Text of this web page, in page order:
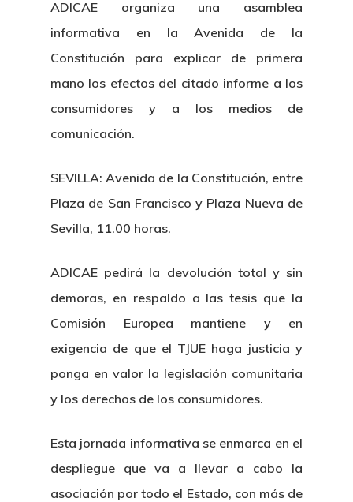
ADICAE organiza una asamblea
informativa en la Avenida de la
Constitución para explicar de primera
mano los efectos del citado informe a los
consumidores y a los medios de
comunicación.
SEVILLA: Avenida de la Constitución, entre
Plaza de San Francisco y Plaza Nueva de
Sevilla, 11.00 horas.
ADICAE pedirá la devolución total y sin
demoras, en respaldo a las tesis que la
Comisión Europea mantiene y en
exigencia de que el TJUE haga justicia y
ponga en valor la legislación comunitaria
y los derechos de los consumidores.
Esta jornada informativa se enmarca en el
despliegue que va a llevar a cabo la
asociación por todo el Estado, con más de